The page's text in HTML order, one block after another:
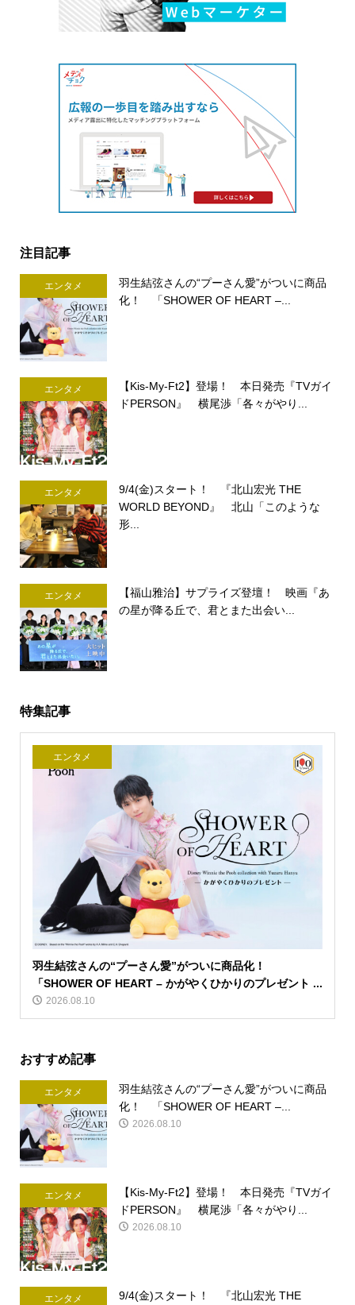
注目記事
エンタメ
羽生結弦さんの“プーさん愛”がついに商品
化！ 「SHOWER OF HEART –...
エンタメ
【Kis-My-Ft2】登場！ 本日発売『TVガイ
ドPERSON』 横尾渉「各々がやり...
エンタメ
9/4(金)スタート！ 『北山宏光 THE
WORLD BEYOND』 北山「このような
形...
エンタメ
【福山雅治】サプライズ登壇！ 映画『あ
の星が降る丘で、君とまた出会い...
特集記事
エンタメ
羽生結弦さんの“プーさん愛”がついに商品化！
「SHOWER OF HEART – かがやくひかりのプレゼント ...
2026.08.10
おすすめ記事
エンタメ
羽生結弦さんの“プーさん愛”がついに商品
化！ 「SHOWER OF HEART –...
2026.08.10
エンタメ
【Kis-My-Ft2】登場！ 本日発売『TVガイ
ドPERSON』 横尾渉「各々がやり...
2026.08.10
エンタメ
9/4(金)スタート！ 『北山宏光 THE